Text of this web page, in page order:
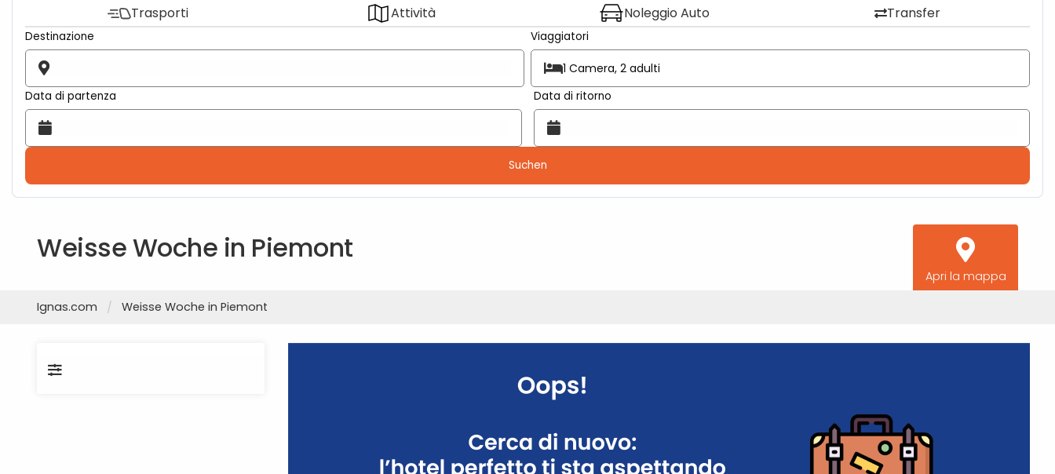
Trasporti Attività Noleggio Auto Transfer
Destinazione
Data di partenza Data di ritorno
Viaggiatori
1 Camera, 2 adulti
Suchen
Weisse Woche in Piemont
Apri la mappa
Ignas.com
Weisse Woche in Piemont